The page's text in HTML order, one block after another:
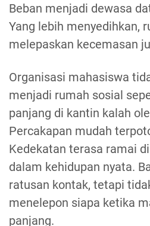
Beban menjadi dewasa
Yang lebih menyedihkan,
melepaskan kecemasan
Organisasi mahasiswa
menjadi rumah sosial
panjang di kantin kalah
Percakapan mudah
Kedekatan terasa ramai
dalam kehidupan nyata.
ratusan kontak, tetapi
menelepon siapa ketika
panjang.